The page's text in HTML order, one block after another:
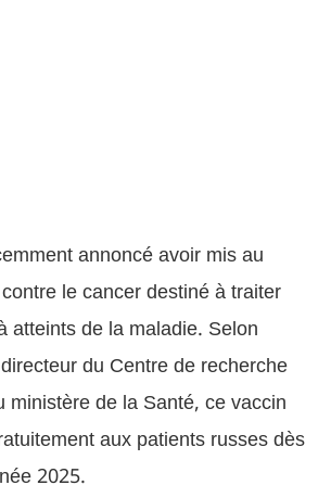
annoncé avoir mis au
le cancer destiné à traiter
atteints de la maladie. Selon
du Centre de recherche
de la Santé, ce vaccin
aux patients russes dès
2025.